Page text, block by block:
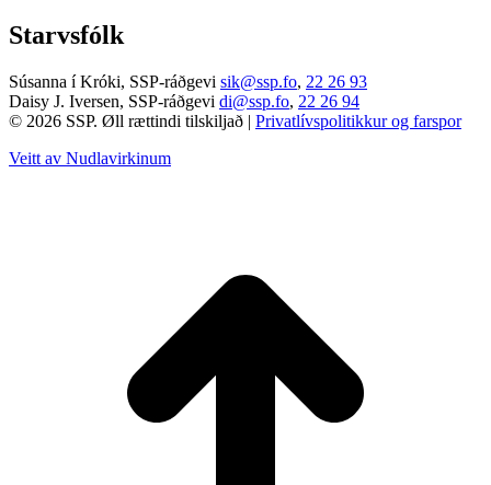
Starvsfólk
Súsanna í Króki, SSP-ráðgevi sik@ssp.fo, 22 26 93
Daisy J. Iversen, SSP-ráðgevi di@ssp.fo, 22 26 94
© 2026 SSP. Øll rættindi tilskiljað | Privatlívspolitikkur og farspor
Veitt av Nudlavirkinum